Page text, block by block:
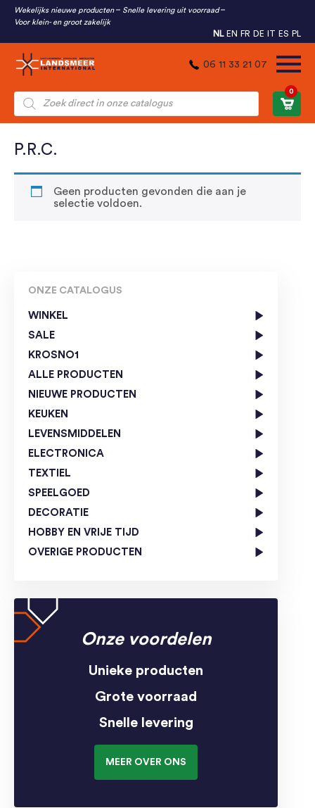
Wekelijks nieuwe producten
Snelle levering uit voorraad
Voor klein- en groot zakelijk
NL EN FR DE IT ES PL
06 11 33 21 07
Producten
zoeken
0
ONZE CATALOGUS
WINKEL
SALE
KROSNO1
ALLE PRODUCTEN
NIEUWE PRODUCTEN
KEUKEN
LEVENSMIDDELEN
ELECTRONICA
TEXTIEL
SPEELGOED
DECORATIE
HOBBY EN VRIJE TIJD
OVERIGE PRODUCTEN
Onze voordelen
Unieke producten
Grote voorraad
Snelle levering
MEER OVER ONS
P.R.C.
Geen producten gevonden die aan je
selectie voldoen.